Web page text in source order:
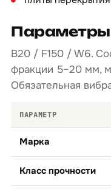
B20 / F150 / W6.
фракции 5–20 мм,
Обязательная
ПАРАМЕТР
Марка
Класс прочности